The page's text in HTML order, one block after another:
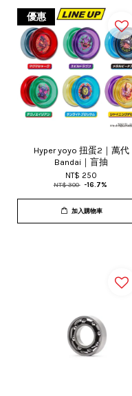
優惠
Hyper yoyo 扭蛋2｜萬代
Bandai｜盲抽
NT$ 250
NT$ 300 -16.7%
加入購物車